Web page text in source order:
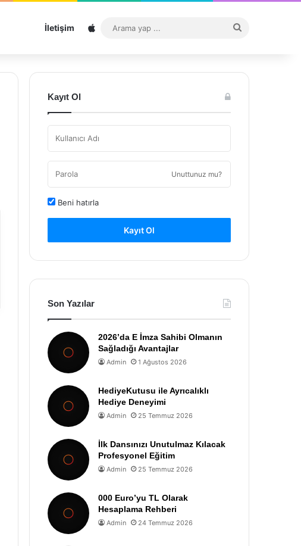
İletişim Sitemap
...
Kayıt Ol
Unuttunuz mu?
Beni hatırla
Kayıt Ol
Son Yazılar
2026’da E İmza Sahibi Olmanın
Sağladığı Avantajlar
Admin 1 Ağustos 2026
HediyeKutusu ile Ayrıcalıklı
Hediye Deneyimi
Admin 25 Temmuz 2026
İlk Dansınızı Unutulmaz Kılacak
Profesyonel Eğitim
Admin 25 Temmuz 2026
000 Euro’yu TL Olarak
Hesaplama Rehberi
Admin 24 Temmuz 2026